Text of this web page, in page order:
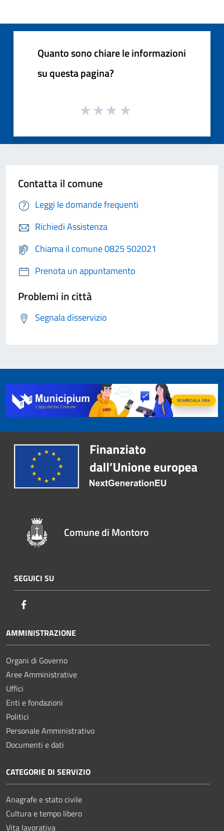
Quanto sono chiare le informazioni
su questa pagina?
Contatta il comune
Leggi le domande frequenti
Richiedi Assistenza
Chiama il comune 0825 502021
Prenota un appuntamento
Problemi in città
Segnala disservizio
Comune di Montoro
SEGUICI SU
AMMINISTRAZIONE
Organi di Governo
Aree Amministrative
Uffici
Enti e fondazioni
Politici
Personale Amministrativo
Documenti e dati
CATEGORIE DI SERVIZIO
Anagrafe e stato civile
Cultura e tempo libero
Vita lavorativa